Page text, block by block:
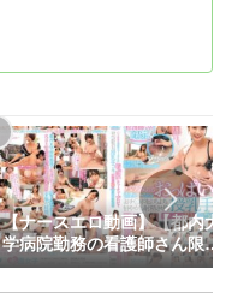
【ナースエロ動画】【都内大
学病院勤務の看護師さん限
定】バブみある清楚なナース
さんがおっぱいチューチュー